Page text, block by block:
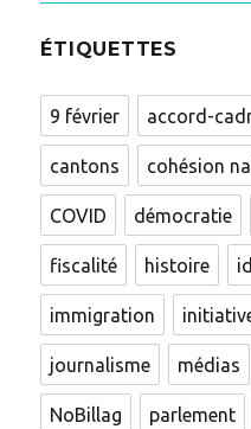
ÉTIQUETTES
9 février accord-
cantons cohésion
COVID démocratie
fiscalité histoire
immigration
journalisme médias
NoBillag parlement